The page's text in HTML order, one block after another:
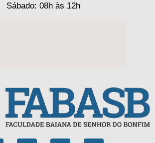
Sábado: 08h às 12h